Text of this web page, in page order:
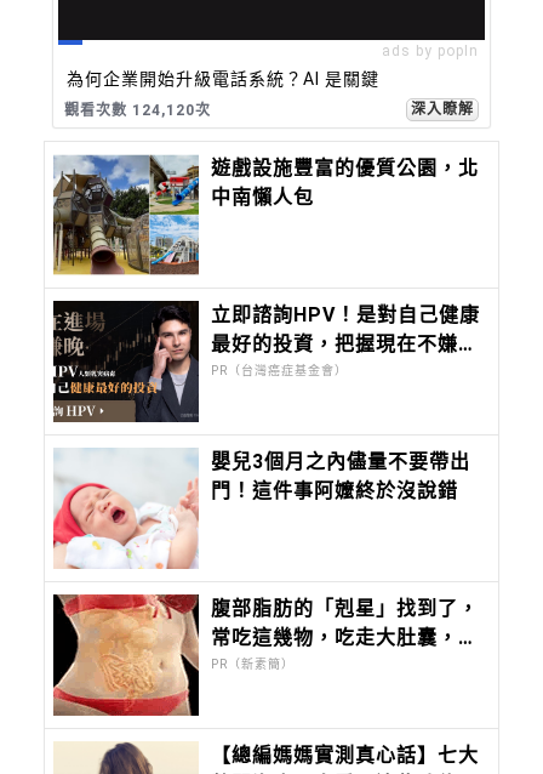
ads by popIn
為何企業開始升級電話系統？AI 是關鍵
觀看次數 124,128次 深入瞭解
遊戲設施豐富的優質公園，北
中南懶人包
立即諮詢HPV！是對自己健康
最好的投資，把握現在不嫌
晚！
PR（台灣癌症基金會）
嬰兒3個月之內儘量不要帶出
門！這件事阿嬤終於沒說錯
腹部脂肪的「剋星」找到了，
常吃這幾物，吃走大肚囊，瘦
出小蠻腰
PR（新素簡）
【總編媽媽實測真心話】七大